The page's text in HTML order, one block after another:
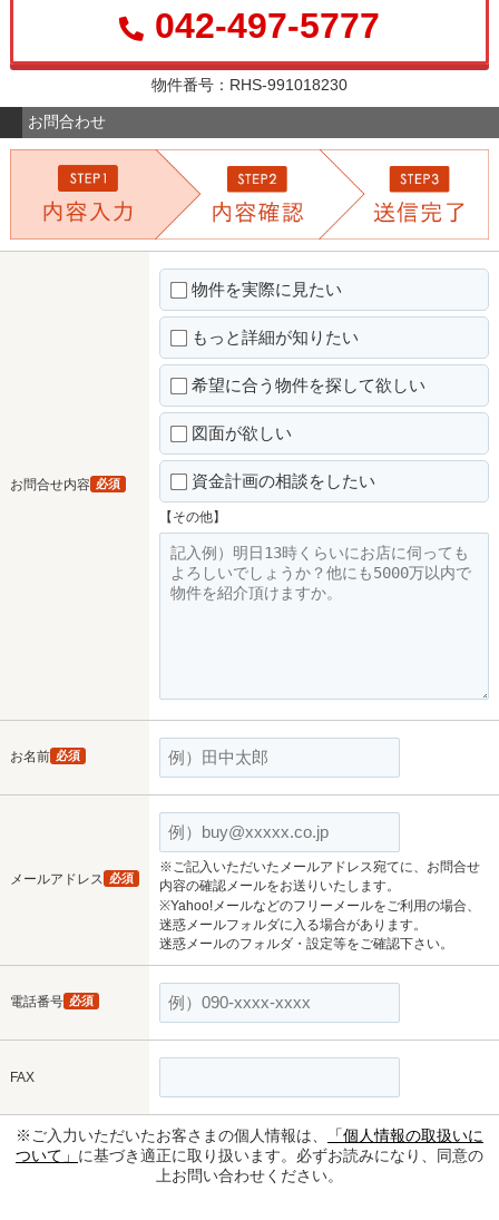
042-497-5777
物件番号：RHS-991018230
お問合わせ
お問合せ内容 必須
物件を実際に見たい
もっと詳細が知りたい
希望に合う物件を探して欲しい
図面が欲しい
資金計画の相談をしたい
【その他】
お名前 必須
メールアドレス 必須
※ご記入いただいたメールアドレス宛てに、お問合せ
内容の確認メールをお送りいたします。
※Yahoo!メールなどのフリーメールをご利用の場合、
迷惑メールフォルダに入る場合があります。
迷惑メールのフォルダ・設定等をご確認下さい。
電話番号 必須
FAX
※ご入力いただいたお客さまの個人情報は、
「個人情報の取扱いに
ついて」 に基づき適正に取り扱います。必ずお読みになり、同意の
上お問い合わせください。